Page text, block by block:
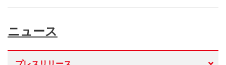
ニュース